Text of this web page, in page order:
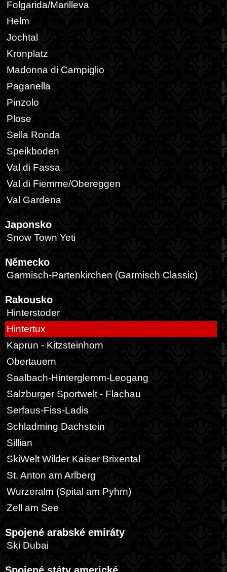
Folgarida/Marilleva
Helm
Jochtal
Kronplatz
Madonna di Campiglio
Paganella
Pinzolo
Plose
Sella Ronda
Speikboden
Val di Fassa
Val di Fiemme/Obereggen
Val Gardena
Japonsko
Snow Town Yeti
Německo
Garmisch-Partenkirchen (Garmisch Classic)
Rakousko
Hinterstoder
Hintertux
Kaprun - Kitzsteinhorn
Obertauern
Saalbach-Hinterglemm-Leogang
Salzburger Sportwelt - Flachau
Serfaus-Fiss-Ladis
Schladming Dachstein
Sillian
SkiWelt Wilder Kaiser Brixental
St. Anton am Arlberg
Wurzeralm (Spital am Pyhrn)
Zell am See
Spojené arabské emiráty
Ski Dubai